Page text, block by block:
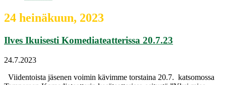
24 heinäkuun, 2023
Ilves Ikuisesti Komediateatterissa 20.7.23
24.7.2023
Viidentoista jäsenen voimin kävimme torstaina 20.7. katsomossa